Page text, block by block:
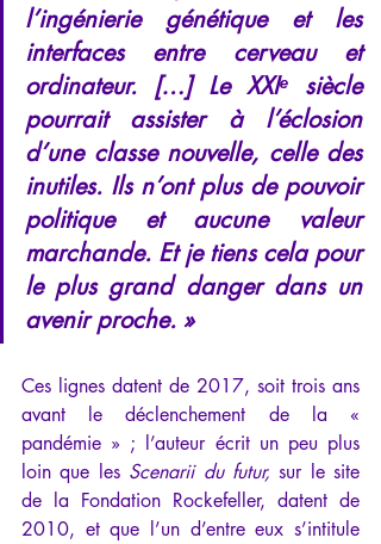
l’ingénierie génétique et les
interfaces entre cerveau et
ordinateur. […] Le XXIᵉ siècle
pourrait assister à l’éclosion
d’une classe nouvelle, celle des
inutiles. Ils n’ont plus de pouvoir
politique et aucune valeur
marchande. Et je tiens cela pour
le plus grand danger dans un
avenir proche. »
Ces lignes datent de 2017, soit trois ans
avant le déclenchement de la «
pandémie » ; l’auteur écrit un peu plus
loin que les Scenarii du futur, sur le site
de la Fondation Rockefeller, datent de